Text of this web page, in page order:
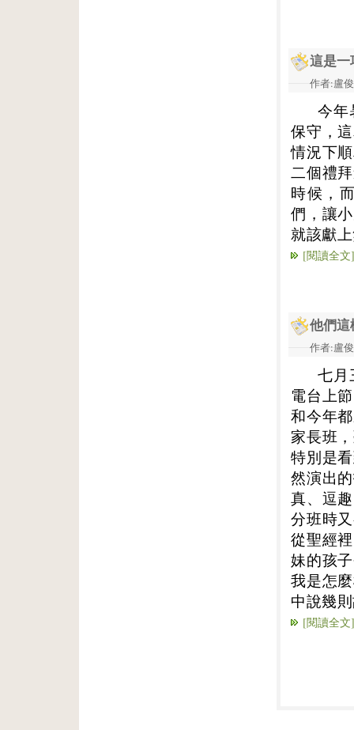
這是一
作者:盧
今年
保守，
情況下
二個禮
時候，
們，讓
就該獻
[閱讀全文]
他們這
作者:盧
七月
電台上
和今年
家長班
特別是
然演出
真、逗
分班時
從聖經
妹的孩
我是怎
中說幾
[閱讀全文]